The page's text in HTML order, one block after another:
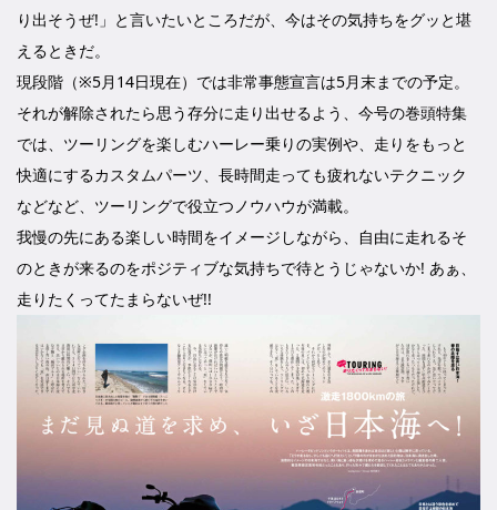
り出そうぜ!」と言いたいところだが、今はその気持ちをグッと堪
えるときだ。
現段階（※5月14日現在）では非常事態宣言は5月末までの予定。
それが解除されたら思う存分に走り出せるよう、今号の巻頭特集
では、ツーリングを楽しむハーレー乗りの実例や、走りをもっと
快適にするカスタムパーツ、長時間走っても疲れないテクニック
などなど、ツーリングで役立つノウハウが満載。
我慢の先にある楽しい時間をイメージしながら、自由に走れるそ
のときが来るのをポジティブな気持ちで待とうじゃないか! あぁ、
走りたくってたまらないぜ!!